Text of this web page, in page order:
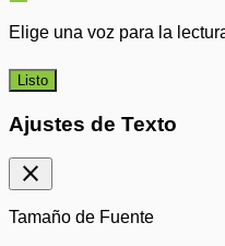
Elige una voz para la
Listo
Ajustes de Texto
close
Tamaño de Fuente